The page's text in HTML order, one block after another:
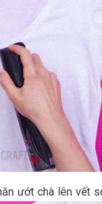
ướt chà lên vết